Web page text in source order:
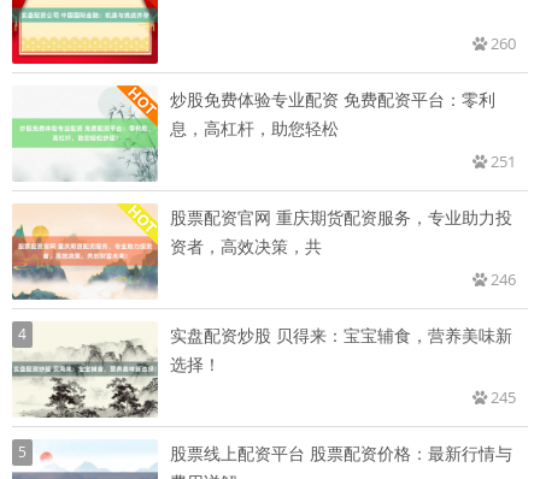
260
炒股免费体验专业配资 免费配资平台：零利
息，高杠杆，助您轻松
251
股票配资官网 重庆期货配资服务，专业助力投
资者，高效决策，共
246
4
实盘配资炒股 贝得来：宝宝辅食，营养美味新
选择！
245
5
股票线上配资平台 股票配资价格：最新行情与